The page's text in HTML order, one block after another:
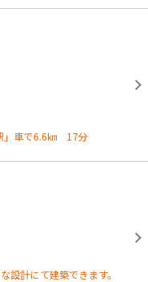
車で6.6㎞ 17分
設計にて建築できます。